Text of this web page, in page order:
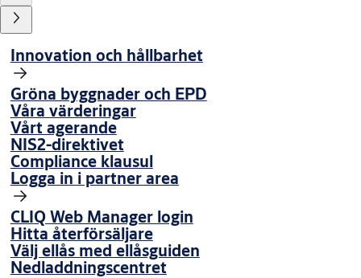
Innovation och hållbarhet
Gröna byggnader och EPD
Våra värderingar
Vårt agerande
NIS2-direktivet
Compliance klausul
Logga in i partner area
CLIQ Web Manager login
Hitta återförsäljare
Välj ellås med ellåsguiden
Nedladdningscentret